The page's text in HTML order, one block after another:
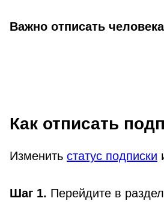
Важно отписать
Как отписать
Изменить статус подписки
Шаг 1. Перейдите в раздел